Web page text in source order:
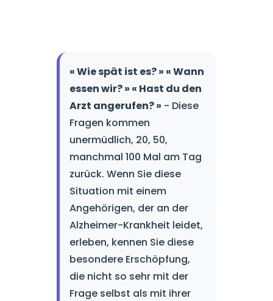
« Wie spät ist es? » « Wann
essen wir? » « Hast du den
Arzt angerufen? » - Diese
Fragen kommen
unermüdlich, 20, 50,
manchmal 100 Mal am Tag
zurück. Wenn Sie diese
Situation mit einem
Angehörigen, der an der
Alzheimer-Krankheit leidet,
erleben, kennen Sie diese
besondere Erschöpfung,
die nicht so sehr mit der
Frage selbst als mit ihrer